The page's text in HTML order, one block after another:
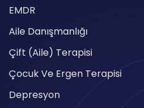
EMDR
Aile Danışmanlığı
Çift (Aile) Terapisi
Çocuk Ve Ergen Terapisi
Depresyon